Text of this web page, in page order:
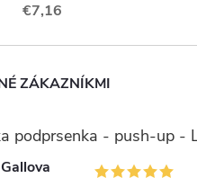
€7,16
ZÁKAZNÍKMI